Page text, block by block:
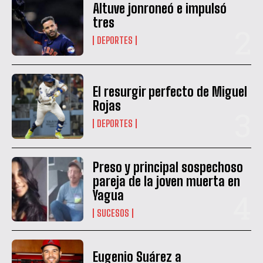
Altuve jonroneó e impulsó
tres
DEPORTES
El resurgir perfecto de Miguel
Rojas
DEPORTES
Preso y principal sospechoso
pareja de la joven muerta en
Yagua
SUCESOS
Eugenio Suárez a